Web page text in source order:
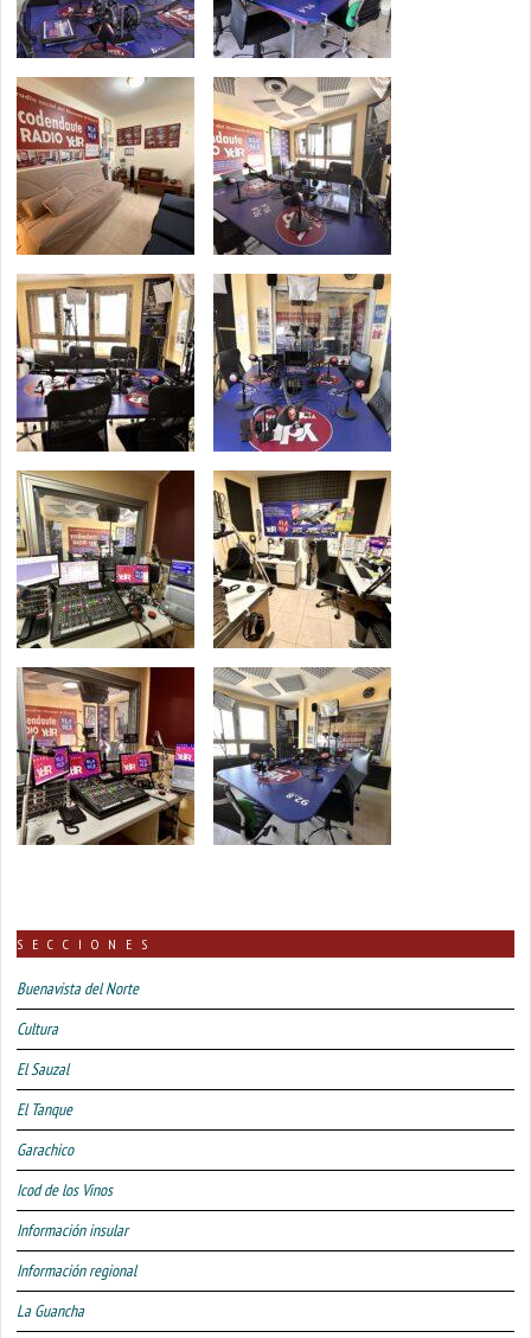
SECCIONES
Buenavista del Norte
Cultura
El Sauzal
El Tanque
Garachico
Icod de los Vinos
Información insular
Información regional
La Guancha